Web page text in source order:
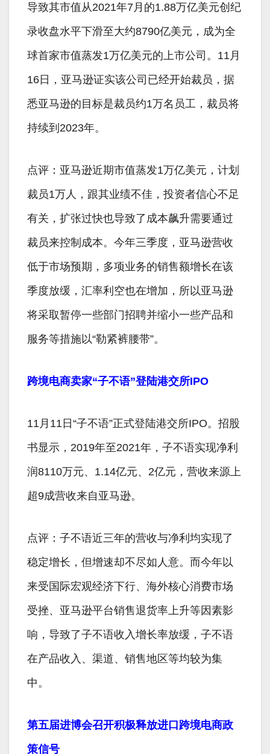
导致其市值从2021年7月的1.88万亿美元创纪
录收盘水平下滑至大约8790亿美元，成为全
球首家市值蒸发1万亿美元的上市公司。11月
16日，亚马逊证实该公司已经开始裁员，据
悉亚马逊的目标是裁员约1万名员工，裁员将
持续到2023年。
点评：亚马逊近期市值蒸发1万亿美元，计划
裁员1万人，跟其业绩不佳，投资者信心不足
有关，扩张过快也导致了成本飙升需要通过
裁员来控制成本。今年三季度，亚马逊营收
低于市场预期，多项业务的销售额增长在该
季度放缓，汇率利空也在增加，所以亚马逊
将采取暂停一些部门招聘并缩小一些产品和
服务等措施以“勒紧裤腰带”。
跨境电商卖家“子不语”登陆港交所IPO
11月11日“子不语”正式登陆港交所IPO。招股
书显示，2019年至2021年，子不语实现净利
润8110万元、1.14亿元、2亿元，营收来源上
超9成营收来自亚马逊。
点评：子不语近三年的营收与净利均实现了
稳定增长，但增速却不尽如人意。而今年以
来受国际宏观经济下行、海外核心消费市场
受挫、亚马逊平台销售退货率上升等因素影
响，导致了子不语收入增长率放缓，子不语
在产品收入、渠道、销售地区等均较为集
中。
第五届进博会召开积极释放进口跨境电商政
策信号